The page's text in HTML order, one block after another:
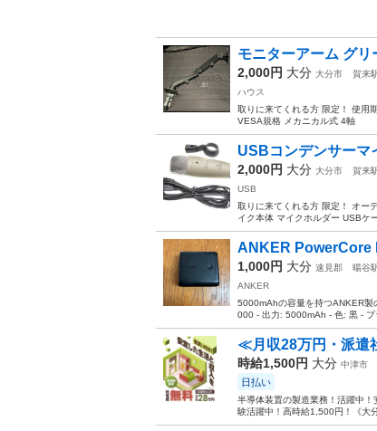
モニターアーム グ
2,000円 大分 大分市 賀来
ハウス
取りに来てくれる方 限定！ 使用
VESA規格 メカニカル式 4軸
USBコンデンサーマ
2,000円 大分 大分市 賀来
USB
取りに来てくれる方 限定！ オー
イク本体 マイクホルダー USBケ
ANKER PowerCore
1,000円 大分 速見郡 暘谷
ANKER
5000mAhの容量を持つANKER製
000 - 出力: 5000mAh - 色: 黒 - プ
≪月収28万円・派遣
時給1,500円 大分 中津市
日払い
半導体装置の製造業務！活躍中
験活躍中！高時給1,500円！《大